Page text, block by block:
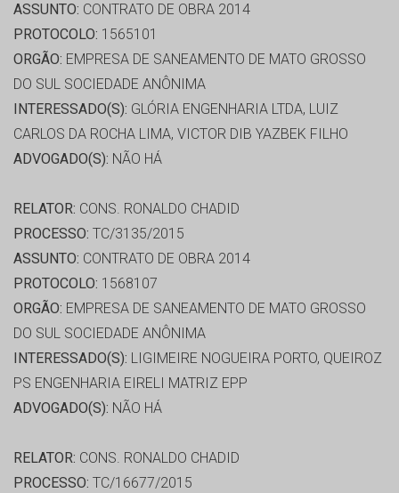
ASSUNTO: CONTRATO DE OBRA 2014
PROTOCOLO: 1565101
ORGÃO: EMPRESA DE SANEAMENTO DE MATO GROSSO
DO SUL SOCIEDADE ANÔNIMA
INTERESSADO(S): GLÓRIA ENGENHARIA LTDA, LUIZ
CARLOS DA ROCHA LIMA, VICTOR DIB YAZBEK FILHO
ADVOGADO(S): NÃO HÁ
RELATOR: CONS. RONALDO CHADID
PROCESSO: TC/3135/2015
ASSUNTO: CONTRATO DE OBRA 2014
PROTOCOLO: 1568107
ORGÃO: EMPRESA DE SANEAMENTO DE MATO GROSSO
DO SUL SOCIEDADE ANÔNIMA
INTERESSADO(S): LIGIMEIRE NOGUEIRA PORTO, QUEIROZ
PS ENGENHARIA EIRELI MATRIZ EPP
ADVOGADO(S): NÃO HÁ
RELATOR: CONS. RONALDO CHADID
PROCESSO: TC/16677/2015